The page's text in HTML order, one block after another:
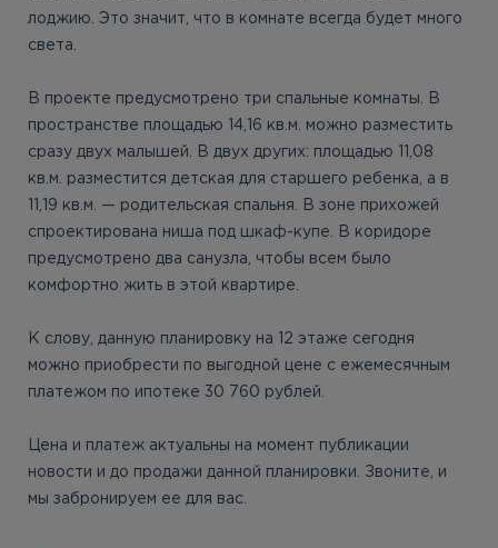
лоджию. Это значит, что в комнате всегда будет много
света.
В проекте предусмотрено три спальные комнаты. В
пространстве площадью 14,16 кв.м. можно разместить
сразу двух малышей. В двух других: площадью 11,08
кв.м. разместится детская для старшего ребенка, а в
11,19 кв.м. — родительская спальня. В зоне прихожей
спроектирована ниша под шкаф-купе. В коридоре
предусмотрено два санузла, чтобы всем было
комфортно жить в этой квартире.
К слову, данную планировку на 12 этаже сегодня
можно приобрести по выгодной цене с ежемесячным
платежом по ипотеке 30 760 рублей.
Цена и платеж актуальны на момент публикации
новости и до продажи данной планировки. Звоните, и
мы забронируем ее для вас.